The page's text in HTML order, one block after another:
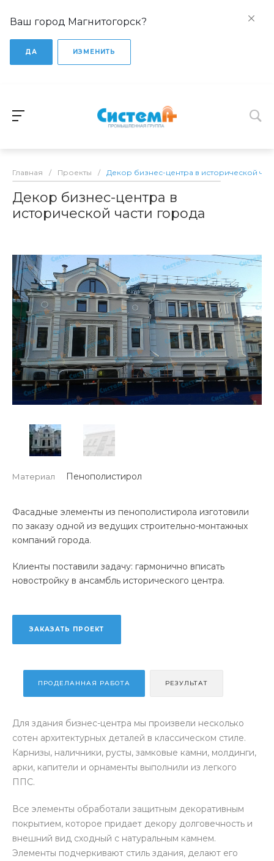
Ваш город Магнитогорск?
ДА ИЗМЕНИТЬ
Главная / Проекты / Декор бизнес-центра в исторической
Декор бизнес-центра в
исторической части города
Материал Пенополистирол
Фасадные элементы из пенополистирола изготовили
по заказу одной из ведущих строительно-монтажных
компаний города.
Клиенты поставили задачу: гармонично вписать
новостройку в ансамбль исторического центра.
ЗАКАЗАТЬ ПРОЕКТ
ПРОДЕЛАННАЯ РАБОТА РЕЗУЛЬТАТ
Для здания бизнес-центра мы произвели несколько
сотен архитектурных деталей в классическом стиле.
Карнизы, наличники, русты, замковые камни, молдинги,
арки, капители и орнаменты выполнили из легкого
ППС.
Все элементы обработали защитным декоративным
покрытием, которое придает декору долговечность и
внешний вид сходный с натуральным камнем.
Элементы подчеркивают стиль здания, делают его